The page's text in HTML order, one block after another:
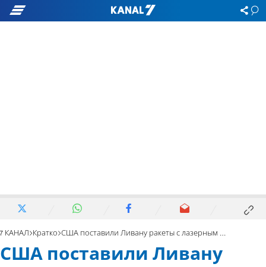
7 КАНАЛ Кратко США поставили Ливану ракеты с лазерным наведением
США поставили Ливану